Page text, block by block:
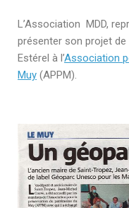
L’Association MDD,
présenter son projet de
Estérel à l’Association
Muy (APPM).